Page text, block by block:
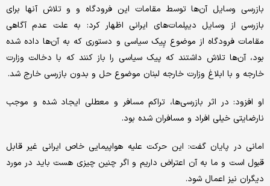
بازرسی وسایل آن‌ها توسط مقامات این فرودگاه و و تلاش آنها برای
بازرسی از وسایل دیپلمات‌های ایرانی اظهار کرد: به علت عدم آگاهی
مقامات فرودگاه از موضوع پِیک سیاسی و دستوری که به آن‌ها داده شده
بود، آن‌ها تلاش داشتند که پیک سیاسی را باز کنند که با دخالت وزارت
خارجه و با ابلاغ وزارت خارجه لبنان موضوع حل و بدون بازرسی خارج شد.
او افزود: در اثر بازرسی‌ها، تراکم مسافر و معطلی ایجاد شده و موجب
نارضایتی خیلی افراد و مسافران شده بود.
امانی در پایان گفت: این حرکت علیه هواپیمایی خاص ایرانی غیر قابل
قبول است و ما به آن اعتراض داریم و اگر چنین چیزی هست باید در مورد
دیگران نیز اعمال شود.